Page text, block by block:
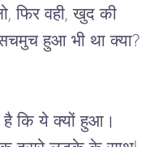
फिर वही, खुद की
हुआ भी था क्या?
कि ये क्यों हुआ।